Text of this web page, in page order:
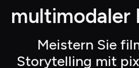
multimodaler
Meistern Sie
Storytelling mit